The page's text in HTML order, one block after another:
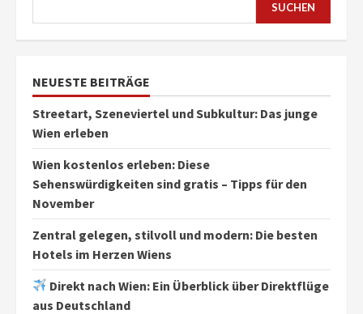
SUCHEN
NEUESTE BEITRÄGE
Streetart, Szeneviertel und Subkultur: Das junge
Wien erleben
Wien kostenlos erleben: Diese
Sehenswürdigkeiten sind gratis – Tipps für den
November
Zentral gelegen, stilvoll und modern: Die besten
Hotels im Herzen Wiens
Direkt nach Wien: Ein Überblick über Direktflüge
aus Deutschland